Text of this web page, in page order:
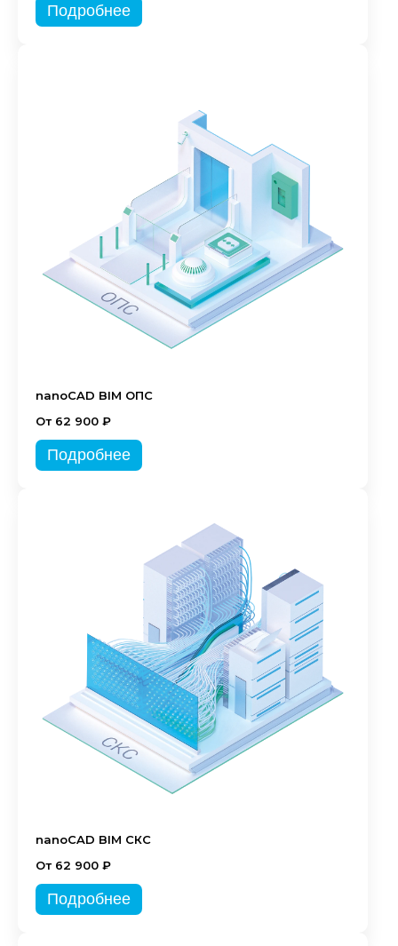
Подробнее
nanoCAD BIM ОПС
От 62 900 ₽
Подробнее
nanoCAD BIM СКС
От 62 900 ₽
Подробнее